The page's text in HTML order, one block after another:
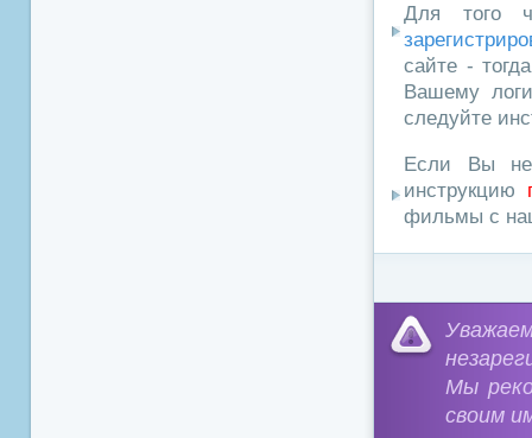
Для того
сайте -
Вашему
следуйте
Если Вы не
инструкцию
фильмы с
Мы
своим